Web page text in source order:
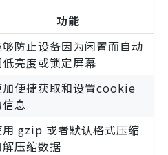
功能
够防止设备因为闲置而自动
亮度或锁定屏幕
加便捷获取和设置cookie
息
用 gzip 或者默认格式压缩
压缩数据